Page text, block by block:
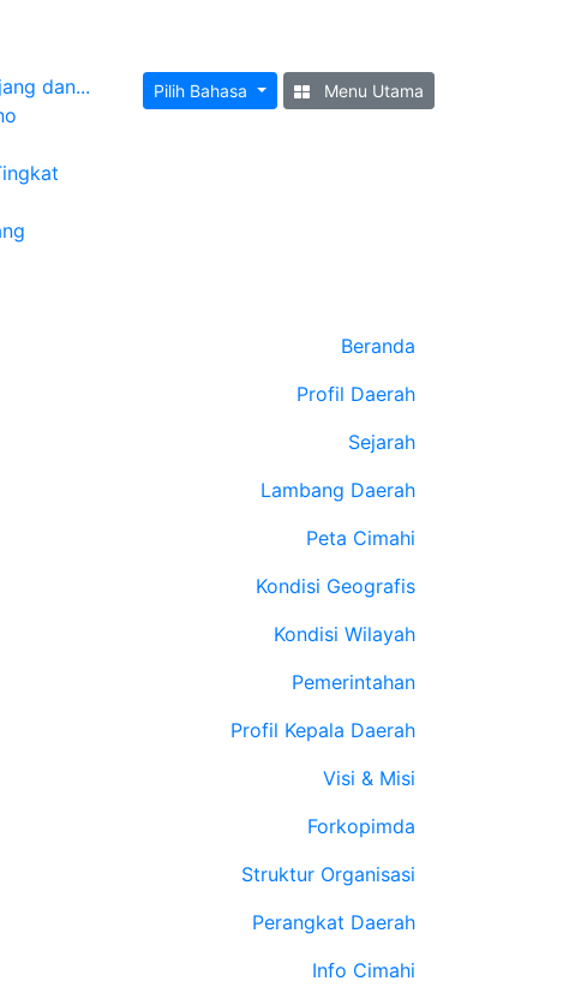
dan...
Pilih Bahasa Menu Utama
Beranda
Profil Daerah
Sejarah
Lambang Daerah
Peta Cimahi
Kondisi Geografis
Kondisi Wilayah
Pemerintahan
Profil Kepala Daerah
Visi & Misi
Forkopimda
Struktur Organisasi
Perangkat Daerah
Info Cimahi